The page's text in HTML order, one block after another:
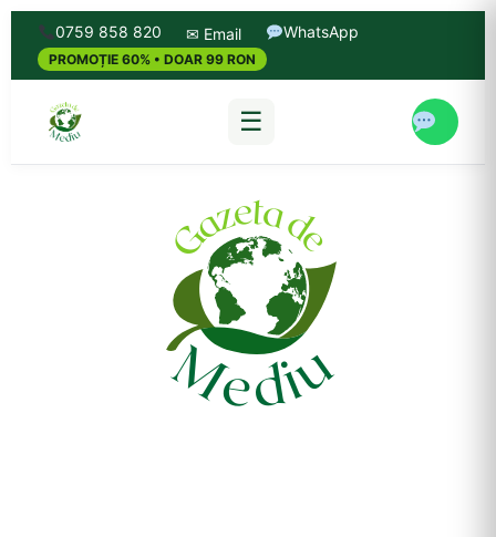
0759 858 820 ✉ Email WhatsApp
PROMOȚIE 60% • DOAR 99 RON
☰